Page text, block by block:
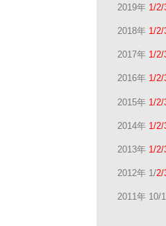
2019年 1/
2018年 1/
2017年 1/
2016年 1/
2015年 1/
2014年 1/
2013年 1/
2012年 1/2/
2011年 10/